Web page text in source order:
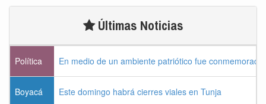
Últimas Noticias
Política En medio de un ambiente patriótico fue
Boyacá Este domingo habrá cierres viales en Tunja